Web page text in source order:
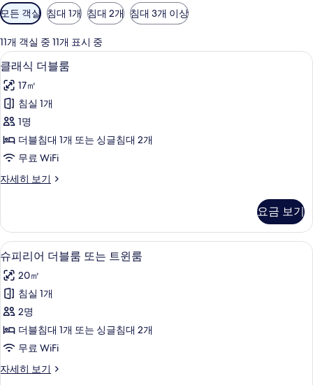
객
실
에
사
용
가
능
한
터
모든 객실 침대 1개 침대 2개 침대 3개 이상
11개 객실 중 11개 표시 중
클
래
식
더
블
룸
사
진
두
보
기
4
클래식 더블룸
17㎡
침실 1개
1명
더블침대 1개 또는 싱글침대 2개
무료 WiFi
자세히 보기
클
블
룸
자
세
히
보
요금 보기
슈
피
리
어
더
블
룸
또
슈피리어 더블룸 또는 트윈룸 | 미니바
5
슈피리어 더블룸 또는 트윈룸
20㎡
침실 1개
2명
더블침대 1개 또는 싱글침대 2개
무료 WiFi
자세히 보기
슈